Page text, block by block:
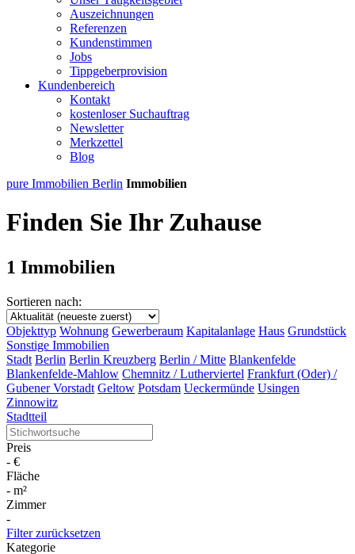
Auszeichnungen
Referenzen
Kundenstimmen
Jobs
Tippgeberprovision
Kundenbereich
Kontakt
kostenloser Suchauftrag
Newsletter
Merkzettel
Blog
pure Immobilien Berlin Immobilien
Finden Sie Ihr Zuhause
1 Immobilien
Sortieren nach:
Objekttyp Wohnung Gewerberaum Kapitalanlage Haus Grundstück
Sonstige Immobilien
Stadt Berlin Berlin Kreuzberg Berlin / Mitte Blankenfelde
Blankenfelde-Mahlow Chemnitz / Lutherviertel Frankfurt (Oder) /
Gubener Vorstadt Geltow Potsdam Ueckermünde Usingen
Zinnowitz
Stadtteil
Preis
- €
Fläche
- m²
Zimmer
-
Filter zurücksetzen
Kategorie